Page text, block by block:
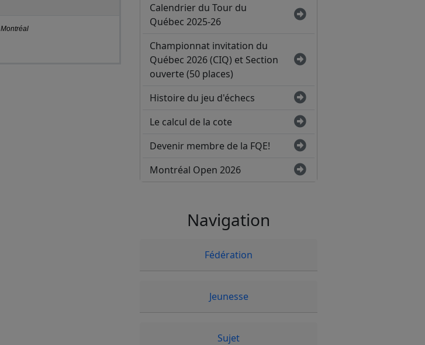
Montréal
Calendrier du Tour du
Québec 2025-26
Championnat invitation du
Québec 2026 (CIQ) et Section
ouverte (50 places)
Histoire du jeu d'échecs
Le calcul de la cote
Devenir membre de la FQE!
Montréal Open 2026
Navigation
Fédération
Jeunesse
Sujet